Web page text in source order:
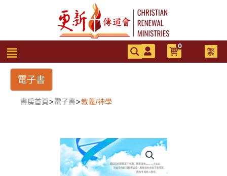
要
內選
單
0
繁
電子書
書房首頁>電子書>教義/神學